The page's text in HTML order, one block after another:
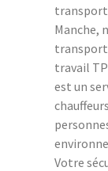
transport
Manche,
transport
travail
est un
Votre